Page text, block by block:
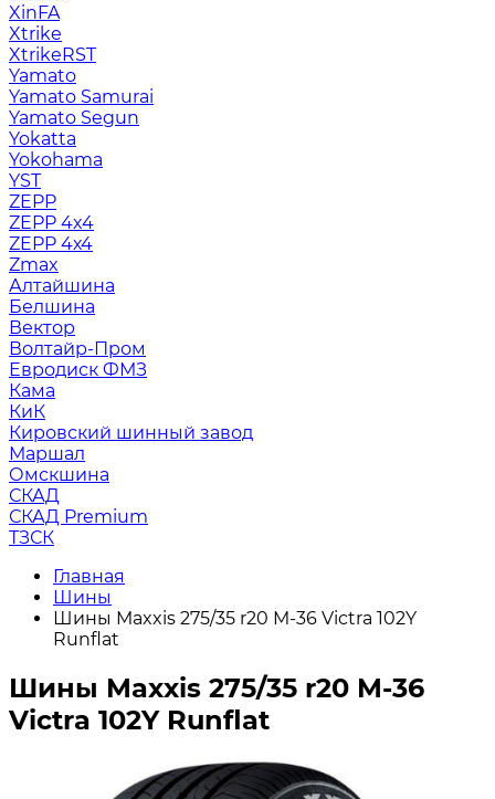
XinFA
Xtrike
XtrikeRST
Yamato
Yamato Samurai
Yamato Segun
Yokatta
Yokohama
YST
ZEPP
ZEPP 4x4
ZEPP 4х4
Zmax
Алтайшина
Белшина
Вектор
Волтайр-Пром
Евродиск ФМЗ
Кама
КиК
Кировский шинный завод
Маршал
Омскшина
СКАД
СКАД Premium
ТЗСК
Главная
Шины
Шины Maxxis 275/35 r20 M-36 Victra 102Y
Runflat
Шины Maxxis 275/35 r20 M-36
Victra 102Y Runflat